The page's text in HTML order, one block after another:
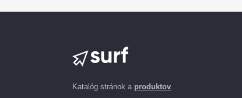
Katalóg stránok a produktov.